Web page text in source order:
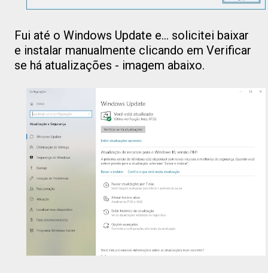
Fui até o Windows Update e... solicitei baixar
e instalar manualmente clicando em Verificar
se há atualizações - imagem abaixo.